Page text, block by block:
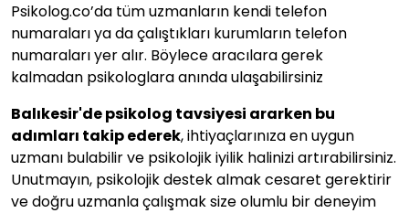
Psikolog.co’da tüm uzmanların kendi telefon
numaraları ya da çalıştıkları kurumların telefon
numaraları yer alır. Böylece aracılara gerek
kalmadan psikologlara anında ulaşabilirsiniz
Balıkesir'de psikolog tavsiyesi ararken bu
adımları takip ederek, ihtiyaçlarınıza en uygun
uzmanı bulabilir ve psikolojik iyilik halinizi artırabilirsiniz.
Unutmayın, psikolojik destek almak cesaret gerektirir
ve doğru uzmanla çalışmak size olumlu bir deneyim